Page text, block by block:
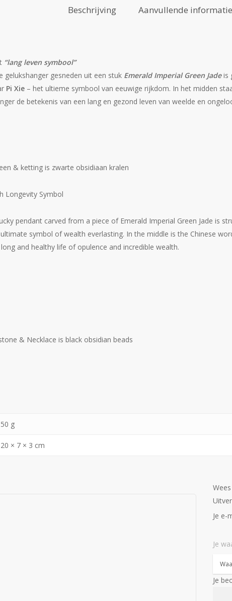
Beschrijving Aanvullende informatie
“lang leven symbool”
gelukshanger gesneden uit een stuk Emerald Imperial Green Jadeis
Pi Xie – het ultieme symbool van eeuwige rijkdom. In het midden
de betekenis van een lang en gezond leven van weelde en
& ketting is zwarte obsidiaan kralen
Longevity Symbol
pendant carved from a piece of Emerald Imperial Green Jade is
symbol of wealth everlasting. In the middle is the Chinese
and healthy life of opulence and incredible wealth.
& Necklace is black obsidian beads
50 g
20 × 7 × 3 cm
Je e-
Je
Je